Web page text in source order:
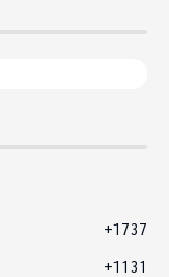
+1737
+1131